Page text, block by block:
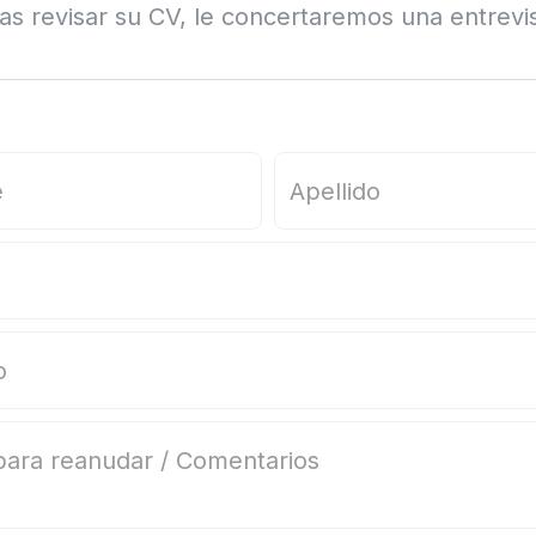
revisar su CV, le concertaremos una